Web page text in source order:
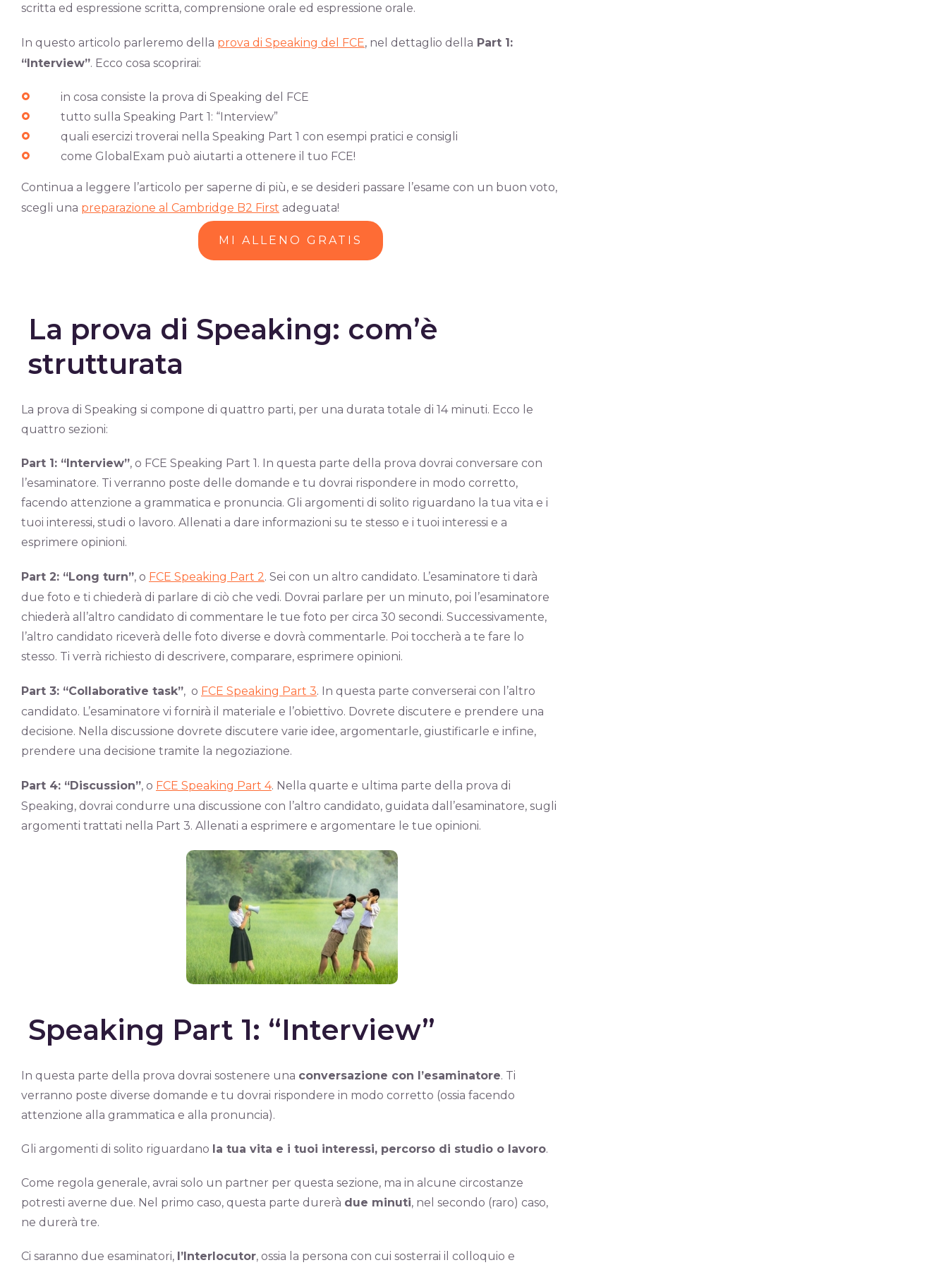
scritta ed espressione scritta, comprensione orale ed espressione orale.
In questo articolo parleremo della prova di Speaking del FCE, nel dettaglio della Part 1:
“Interview”. Ecco cosa scoprirai:
in cosa consiste la prova di Speaking del FCE
tutto sulla Speaking Part 1: “Interview”
quali esercizi troverai nella Speaking Part 1 con esempi pratici e consigli
come GlobalExam può aiutarti a ottenere il tuo FCE!
Continua a leggere l’articolo per saperne di più, e se desideri passare l’esame con un buon voto,
scegli una preparazione al Cambridge B2 First adeguata!
MI ALLENO GRATIS
La prova di Speaking: com’è
strutturata
La prova di Speaking si compone di quattro parti, per una durata totale di 14 minuti. Ecco le
quattro sezioni:
Part 1: “Interview”, o FCE Speaking Part 1. In questa parte della prova dovrai conversare con
l’esaminatore. Ti verranno poste delle domande e tu dovrai rispondere in modo corretto,
facendo attenzione a grammatica e pronuncia. Gli argomenti di solito riguardano la tua vita e i
tuoi interessi, studi o lavoro. Allenati a dare informazioni su te stesso e i tuoi interessi e a
esprimere opinioni.
Part 2: “Long turn”, o FCE Speaking Part 2. Sei con un altro candidato. L’esaminatore ti darà
due foto e ti chiederà di parlare di ciò che vedi. Dovrai parlare per un minuto, poi l’esaminatore
chiederà all’altro candidato di commentare le tue foto per circa 30 secondi. Successivamente,
l’altro candidato riceverà delle foto diverse e dovrà commentarle. Poi toccherà a te fare lo
stesso. Ti verrà richiesto di descrivere, comparare, esprimere opinioni.
Part 3: “Collaborative task”, o FCE Speaking Part 3. In questa parte converserai con l’altro
candidato. L’esaminatore vi fornirà il materiale e l’obiettivo. Dovrete discutere e prendere una
decisione. Nella discussione dovrete discutere varie idee, argomentarle, giustificarle e infine,
prendere una decisione tramite la negoziazione.
Part 4: “Discussion”, o FCE Speaking Part 4. Nella quarte e ultima parte della prova di
Speaking, dovrai condurre una discussione con l’altro candidato, guidata dall’esaminatore, sugli
argomenti trattati nella Part 3. Allenati a esprimere e argomentare le tue opinioni.
Speaking Part 1: “Interview”
In questa parte della prova dovrai sostenere una conversazione con l’esaminatore. Ti
verranno poste diverse domande e tu dovrai rispondere in modo corretto (ossia facendo
attenzione alla grammatica e alla pronuncia).
Gli argomenti di solito riguardano la tua vita e i tuoi interessi, percorso di studio o lavoro.
Come regola generale, avrai solo un partner per questa sezione, ma in alcune circostanze
potresti averne due. Nel primo caso, questa parte durerà due minuti, nel secondo (raro) caso,
ne durerà tre.
Ci saranno due esaminatori, l’Interlocutor, ossia la persona con cui sosterrai il colloquio e